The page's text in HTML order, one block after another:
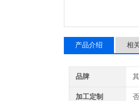
产品介绍 相
品牌
加工定制 否